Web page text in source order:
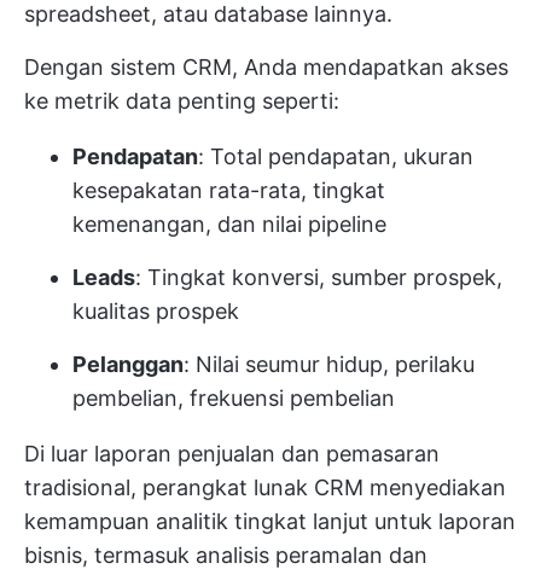
spreadsheet, atau database lainnya.
Dengan sistem CRM, Anda mendapatkan akses
ke metrik data penting seperti:
Pendapatan: Total pendapatan, ukuran
kesepakatan rata-rata, tingkat
kemenangan, dan nilai pipeline
Leads: Tingkat konversi, sumber prospek,
kualitas prospek
Pelanggan: Nilai seumur hidup, perilaku
pembelian, frekuensi pembelian
Di luar laporan penjualan dan pemasaran
tradisional, perangkat lunak CRM menyediakan
kemampuan analitik tingkat lanjut untuk laporan
bisnis, termasuk analisis peramalan dan